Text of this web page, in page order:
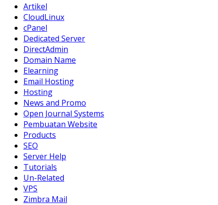
Artikel
CloudLinux
cPanel
Dedicated Server
DirectAdmin
Domain Name
Elearning
Email Hosting
Hosting
News and Promo
Open Journal Systems
Pembuatan Website
Products
SEO
Server Help
Tutorials
Un-Related
VPS
Zimbra Mail